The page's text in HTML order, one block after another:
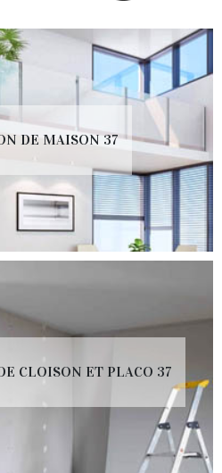
DE MAISON 37
CLOISON ET PLACO 37